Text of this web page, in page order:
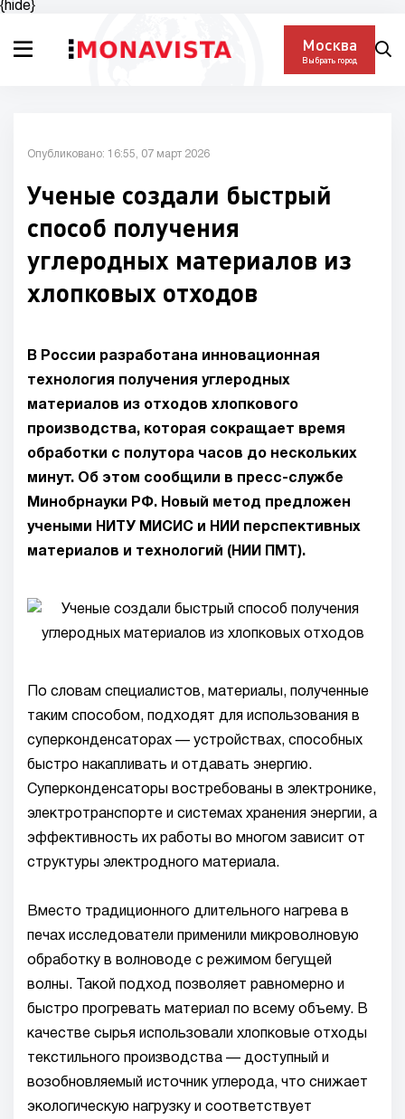
{hide}
Москва
Выбрать город
Опубликовано: 16:55, 07 март 2026
Ученые создали быстрый
способ получения
углеродных материалов из
хлопковых отходов
В России разработана инновационная
технология получения углеродных
материалов из отходов хлопкового
производства, которая сокращает время
обработки с полутора часов до нескольких
минут. Об этом сообщили в пресс-службе
Минобрнауки РФ. Новый метод предложен
учеными НИТУ МИСИС и НИИ перспективных
материалов и технологий (НИИ ПМТ).
По словам специалистов, материалы, полученные
таким способом, подходят для использования в
суперконденсаторах — устройствах, способных
быстро накапливать и отдавать энергию.
Суперконденсаторы востребованы в электронике,
электротранспорте и системах хранения энергии, а
эффективность их работы во многом зависит от
структуры электродного материала.
Вместо традиционного длительного нагрева в
печах исследователи применили микроволновую
обработку в волноводе с режимом бегущей
волны. Такой подход позволяет равномерно и
быстро прогревать материал по всему объему. В
качестве сырья использовали хлопковые отходы
текстильного производства — доступный и
возобновляемый источник углерода, что снижает
экологическую нагрузку и соответствует